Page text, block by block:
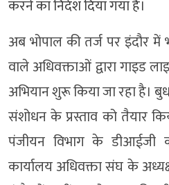
करने का निर्देश दिया गया है।
अब भोपाल की तर्ज पर इंदौर में
वाले अधिवक्ताओं द्वारा गाइड
अभियान शुरू किया जा रहा है।
संशोधन के प्रस्ताव को तैयार
पंजीयन विभाग के डीआईजी
कार्यालय अधिवक्ता संघ के